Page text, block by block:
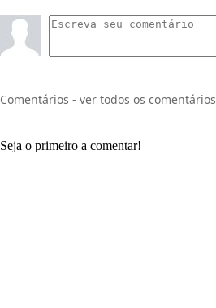
Comentários - ver todos os comentários
Seja o primeiro a comentar!